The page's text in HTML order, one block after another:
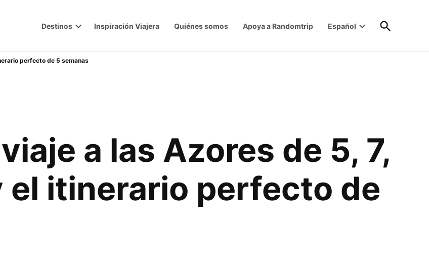
Destinos
menu
Inspiración Viajera Quiénes somos Apoya a Randomtrip Español
menu
Open
Search
perfecto de 5 semanas
a las Azores de 5, 7,
el itinerario perfecto de